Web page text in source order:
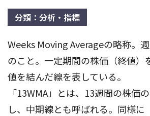
分類：分析・指標
Weeks Moving Averageの略称。
のこと。一定期間の株価（終値）
値を結んだ線を表している。
「13WMA」とは、13週間の株価
し、中期線とも呼ばれる。同様に